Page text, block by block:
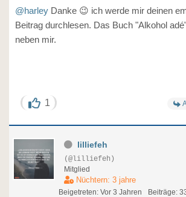
@harley Danke 😉 ich werde mir deinen
Beitrag durchlesen. Das Buch "Alkohol
neben mir.
1
lilliefeh
(@lilliefeh)
Mitglied
Nüchtern: 3 jahre
Beigetreten: Vor 3 Jahren Beiträge: